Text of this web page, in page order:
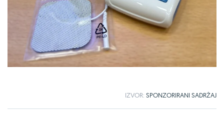
IZVOR: SPONZORIRANI SADRŽAJ